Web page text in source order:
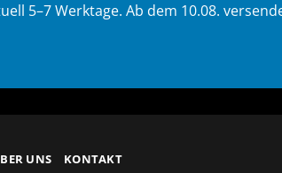
5–7 Werktage. Ab dem 10.08.
UNS KONTAKT